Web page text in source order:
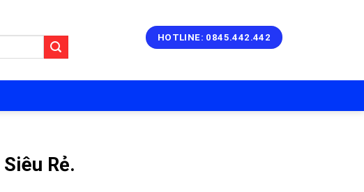
HOTLINE: 0845.442.442
Rẻ.